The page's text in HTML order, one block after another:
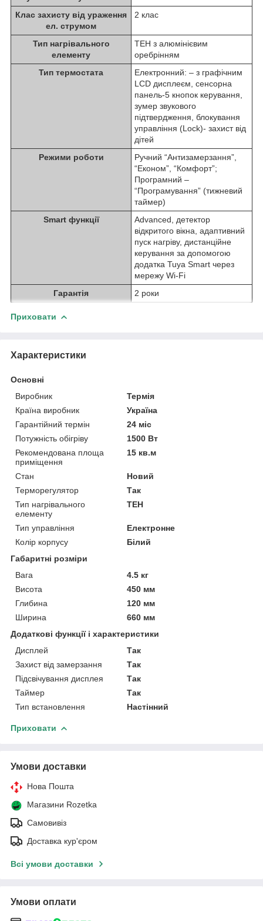
Клас захисту від ураження
ел. струмом
2 клас
Тип нагрівального
елементу
ТЕН з алюмінієвим
оребрінням
Тип термостата
Електронний: – з графічним
LCD дисплеєм, сенсорна
панель-5 кнопок керування,
зумер звукового
підтвердження, блокування
управління (Lock)- захист від
дітей
Режими роботи
Ручний “Антизамерзання”,
“Економ”, “Комфорт”;
Програмний –
“Програмування” (тижневий
таймер)
Smart функції
Advanced, детектор
відкритого вікна, адаптивний
пуск нагріву, дистанційне
керування за допомогою
додатка Tuya Smart через
мережу Wi-Fi
Гарантія
2 роки
Приховати
Характеристики
Основні
Виробник
Термія
Країна виробник
Україна
Гарантійний термін
24 міс
Потужність обігріву
1500 Вт
Рекомендована площа
приміщення
15 кв.м
Стан
Новий
Терморегулятор
Так
Тип нагрівального
елементу
ТЕН
Тип управління
Електронне
Колір корпусу
Білий
Габаритні розміри
Вага
4.5 кг
Висота
450 мм
Глибина
120 мм
Ширина
660 мм
Додаткові функції і характеристики
Дисплей
Так
Захист від замерзання
Так
Підсвічування дисплея
Так
Таймер
Так
Тип встановлення
Настінний
Приховати
Умови доставки
Нова Пошта
Магазини Rozetka
Самовивіз
Доставка кур'єром
Всі умови доставки
Умови оплати